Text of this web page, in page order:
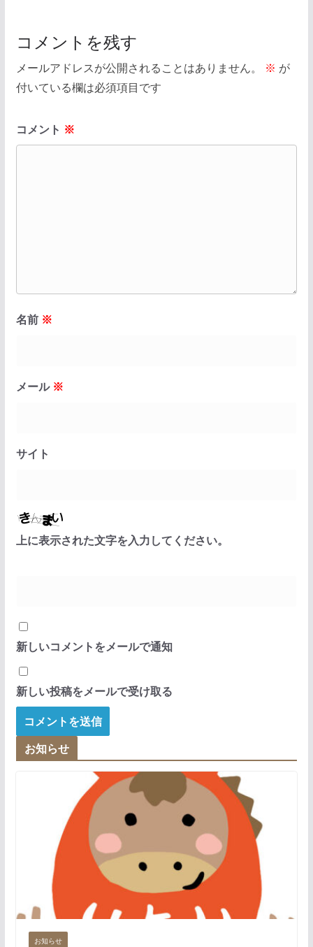
コメントを残す
メールアドレスが公開されることはありません。 ※ が
付いている欄は必須項目です
コメント ※
名前 ※
メール ※
サイト
上に表示された文字を入力してください。
新しいコメントをメールで通知
新しい投稿をメールで受け取る
お知らせ
お知らせ